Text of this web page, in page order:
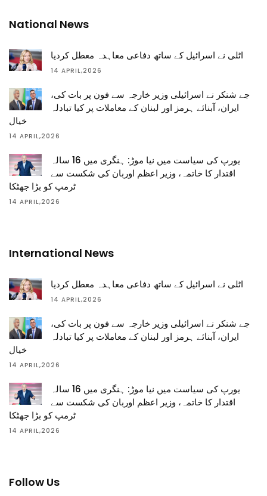
National News
اٹلی نے اسرائیل کے ساتھ دفاعی معاہدہ معطل کردیا
14 APRIL,2026
جے شنکر نے اسرائیلی وزیر خارجہ سے فون پر بات کی،
ایران، آبنائے ہرمز اور لبنان کے معاملات پر کیا تبادلہ
خیال
14 APRIL,2026
یورپ کی سیاست میں نیا موڑ: ہنگری میں 16 سالہ
اقتدار کا خاتمہ، وزیر اعظم اوربان کی شکست سے
ٹرمپ کو بڑا جھٹکا
14 APRIL,2026
International News
اٹلی نے اسرائیل کے ساتھ دفاعی معاہدہ معطل کردیا
14 APRIL,2026
جے شنکر نے اسرائیلی وزیر خارجہ سے فون پر بات کی،
ایران، آبنائے ہرمز اور لبنان کے معاملات پر کیا تبادلہ
خیال
14 APRIL,2026
یورپ کی سیاست میں نیا موڑ: ہنگری میں 16 سالہ
اقتدار کا خاتمہ، وزیر اعظم اوربان کی شکست سے
ٹرمپ کو بڑا جھٹکا
14 APRIL,2026
Follow Us